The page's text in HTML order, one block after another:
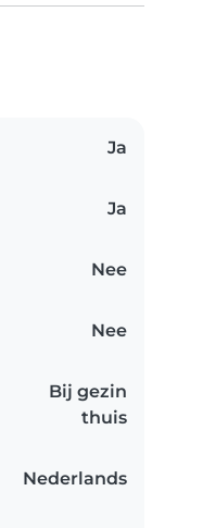
Ja
Ja
Nee
Nee
Bij gezin
thuis
Nederlands